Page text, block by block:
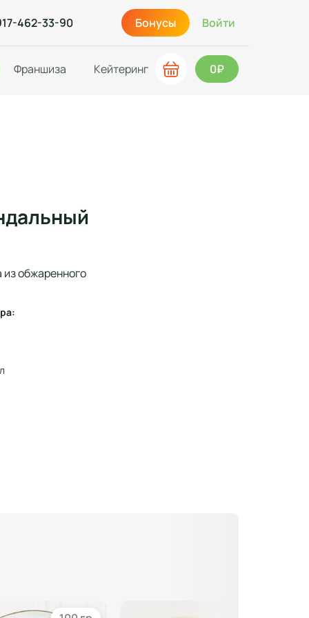
462-33-90 Бонусы Войти
Франшиза Кейтеринг 0₽
обжаренного